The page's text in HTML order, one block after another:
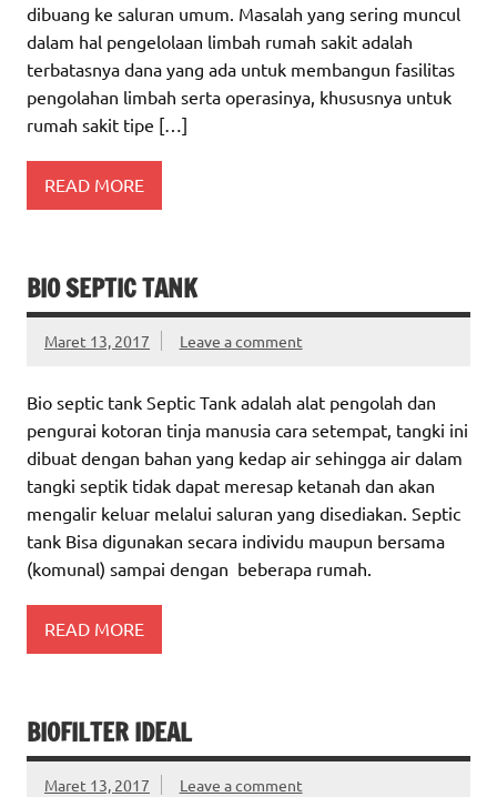
dibuang ke saluran umum. Masalah yang sering muncul
dalam hal pengelolaan limbah rumah sakit adalah
terbatasnya dana yang ada untuk membangun fasilitas
pengolahan limbah serta operasinya, khususnya untuk
rumah sakit tipe […]
READ MORE
BIO SEPTIC TANK
Maret 13, 2017 Leave a comment
Bio septic tank Septic Tank adalah alat pengolah dan
pengurai kotoran tinja manusia cara setempat, tangki ini
dibuat dengan bahan yang kedap air sehingga air dalam
tangki septik tidak dapat meresap ketanah dan akan
mengalir keluar melalui saluran yang disediakan. Septic
tank Bisa digunakan secara individu maupun bersama
(komunal) sampai dengan beberapa rumah.
READ MORE
BIOFILTER IDEAL
Maret 13, 2017 Leave a comment